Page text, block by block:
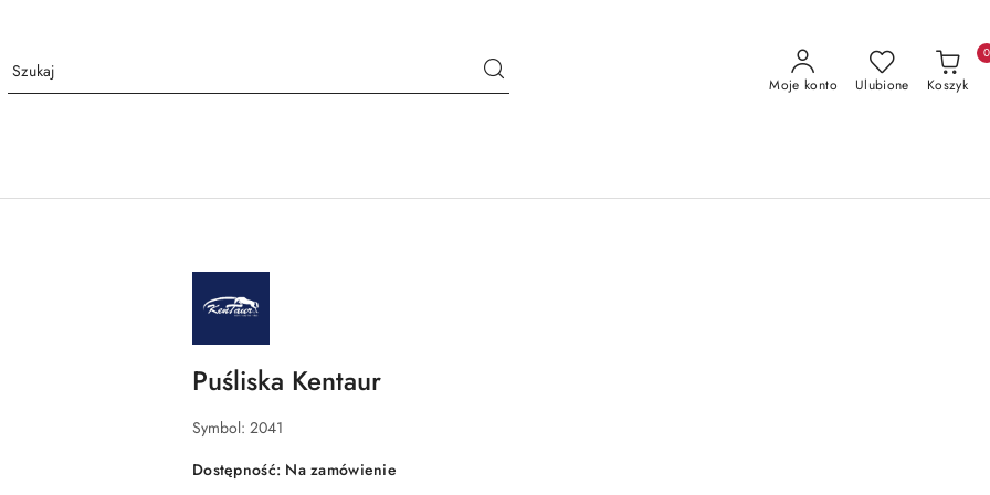
Moje konto Ulubione Koszyk
0
NAZWA
PRODUCENTA:
KENTAUR
Puśliska Kentaur
Symbol: 2041
Dostępność: Na zamówienie